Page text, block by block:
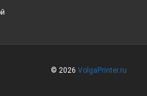
© 2026 VolgaPrinter.ru